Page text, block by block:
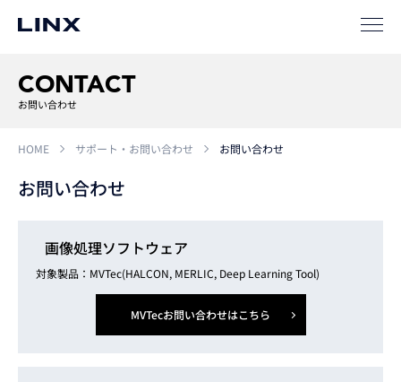
サポート
CONTACT
お問い合わせ
HOME サポート・お問い合わせ お問い合わせ
お問い合わせ
画像処理ソフトウェア
対象製品：MVTec(HALCON, MERLIC, Deep Learning Tool)
MVTecお問い合わせはこちら